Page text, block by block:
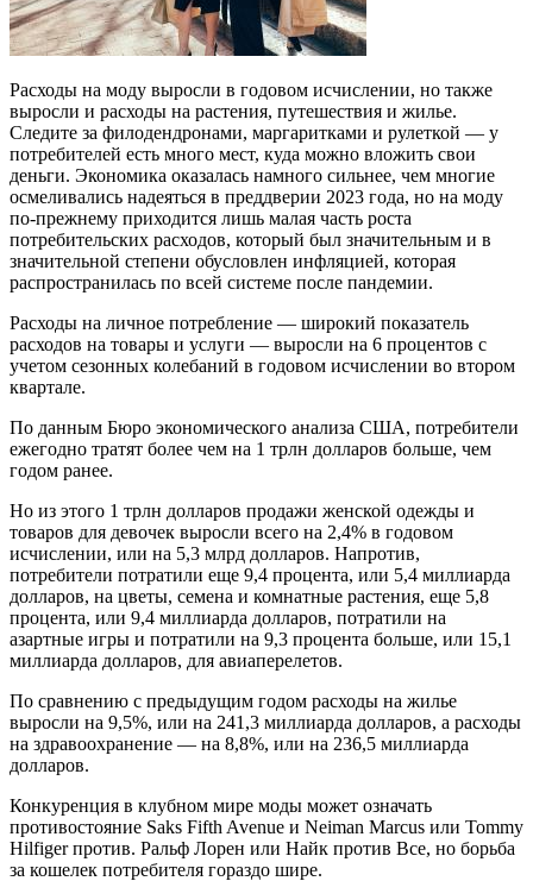
Расходы на моду выросли в годовом исчислении, но также
выросли и расходы на растения, путешествия и жилье.
Следите за филодендронами, маргаритками и рулеткой — у
потребителей есть много мест, куда можно вложить свои
деньги. Экономика оказалась намного сильнее, чем многие
осмеливались надеяться в преддверии 2023 года, но на моду
по-прежнему приходится лишь малая часть роста
потребительских расходов, который был значительным и в
значительной степени обусловлен инфляцией, которая
распространилась по всей системе после пандемии.
Расходы на личное потребление — широкий показатель
расходов на товары и услуги — выросли на 6 процентов с
учетом сезонных колебаний в годовом исчислении во втором
квартале.
По данным Бюро экономического анализа США, потребители
ежегодно тратят более чем на 1 трлн долларов больше, чем
годом ранее.
Но из этого 1 трлн долларов продажи женской одежды и
товаров для девочек выросли всего на 2,4% в годовом
исчислении, или на 5,3 млрд долларов. Напротив,
потребители потратили еще 9,4 процента, или 5,4 миллиарда
долларов, на цветы, семена и комнатные растения, еще 5,8
процента, или 9,4 миллиарда долларов, потратили на
азартные игры и потратили на 9,3 процента больше, или 15,1
миллиарда долларов, для авиаперелетов.
По сравнению с предыдущим годом расходы на жилье
выросли на 9,5%, или на 241,3 миллиарда долларов, а расходы
на здравоохранение — на 8,8%, или на 236,5 миллиарда
долларов.
Конкуренция в клубном мире моды может означать
противостояние Saks Fifth Avenue и Neiman Marcus или Tommy
Hilfiger против. Ральф Лорен или Найк против Все, но борьба
за кошелек потребителя гораздо шире.